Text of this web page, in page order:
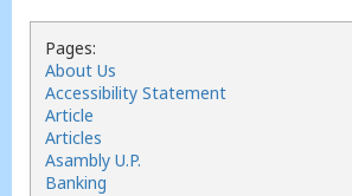
Pages:
About Us
Accessibility Statement
Article
Articles
Asambly U.P.
Banking